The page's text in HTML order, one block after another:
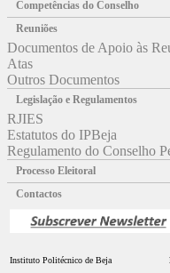
Competências do Conselho
Reuniões
Documentos de Apoio às
Atas
Outros Documentos
Legislação e Regulamentos
RJIES
Estatutos do IPBeja
Regulamento do Conselho
Processo Eleitoral
Contactos
Instituto Politécnico de Beja